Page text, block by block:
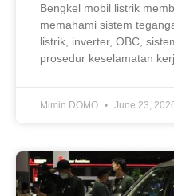
Bengkel mobil listrik
memahami sistem
listrik, inverter, OBC,
prosedur keselamatan
Mimin DOMO June 23,